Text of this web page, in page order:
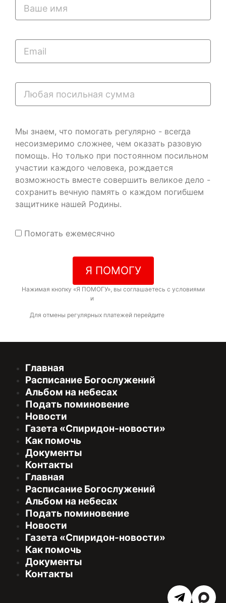
Мы знаем, что помогать регулярно - всегда
несоизмеримо сложнее, чем оказать разовую
помощь. Но только при постоянном посильном
участии каждого человека, рождается
возможность вместе совершить великое дело -
сохранить вечную память о каждом погибшем
защитнике нашей Родины.
Помогать ежемесячно
Я ПОМОГУ
Нажимая кнопку «Я ПОМОГУ», вы соглашаетесь с условиями
и
Для отмены регулярных платежей перейдите
Главная
Расписание Богослужений
Альбом на небесах
Подать поминовение
Новости
Газета «Спиридон-новости»
Как помочь
Документы
Контакты
Главная
Расписание Богослужений
Альбом на небесах
Подать поминовение
Новости
Газета «Спиридон-новости»
Как помочь
Документы
Контакты